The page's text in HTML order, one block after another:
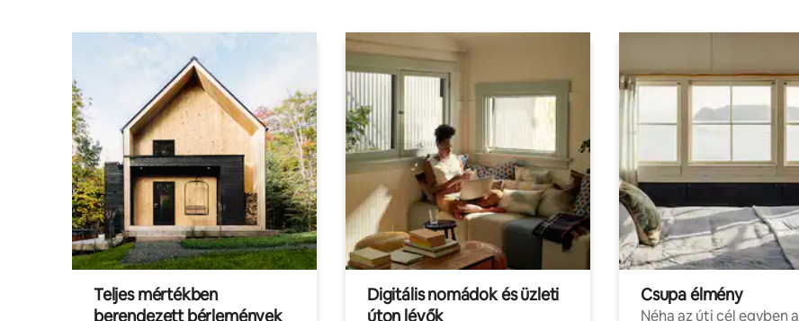
Teljes mértékben
berendezett bérlemények
Digitális nomádok és üzleti
úton lévők
Csupa élmény
Néha az úti cél egyben a